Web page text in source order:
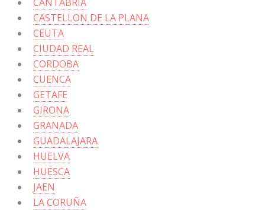
CASTELLON DE LA PLANA
CEUTA
CIUDAD REAL
CORDOBA
CUENCA
GETAFE
GIRONA
GRANADA
GUADALAJARA
HUELVA
HUESCA
JAEN
LA CORUÑA